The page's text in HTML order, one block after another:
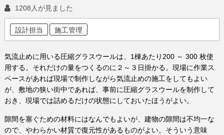
1208人が見ました
設計担当 施工管理
気流止めに用いる圧縮グラスウールは、1棟あたり200 ～ 300 枚使
用する。それだけの量をつくるのに２～３日掛かる。現場に作業ス
ペースがあれば現場で制作しながら気流止めの施工をしてもよい
が、敷地の狭い街中であれば、事前に圧縮グラスウールを制作して
おき、現場では詰めるだけの状態にしておいたほうがよい。
隙間を塞ぐための材料にはなんでもよいが、建物の隙間は不均一な
ので、やわらかい材質で復元性があるものがよい。そういう意味